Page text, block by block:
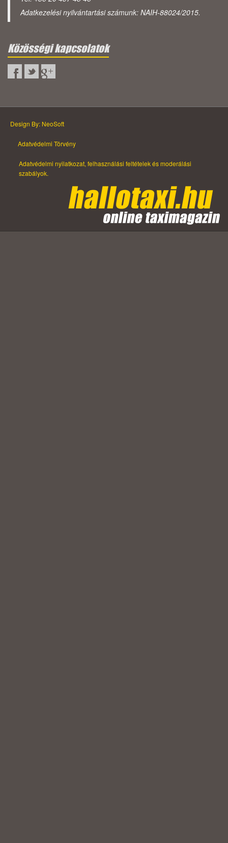
Adatkezelési nyilvántartási számunk: NAIH-88024/2015.
Közösségi kapcsolatok
Design By: NeoSoft
Adatvédelmi Törvény
Adatvédelmi nyilatkozat, felhasználási feltételek és moderálási
szabályok.